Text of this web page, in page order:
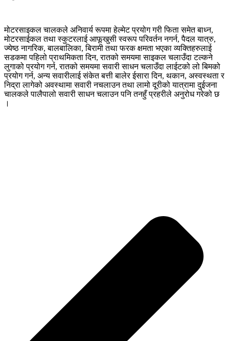
मोटरसाइकल चालकले अनिवार्य रूपमा हेल्मेट प्रयोग गरी फिता समेत बाध्न,
मोटरसाईकल तथा स्कुटरलाई आफूखुसी स्वरूप परिवर्तन नगर्न, पैदल यात्रु,
ज्येष्ठ नागरिक, बालबालिका, बिरामी तथा फरक क्षमता भएका व्यक्तिहरुलाई
सडकमा पहिलो प्राथमिकता दिन, रातको समयमा साइकल चलाउँदा टल्कने
लुगाको प्रयोग गर्न, रातको समयमा सवारी साधन चलाउँदा लाईटको लो बिमको
प्रयोग गर्न, अन्य सवारीलाई संकेत बत्ती बालेर ईसारा दिन, थकान, अस्वस्थता र
निद्रा लागेको अवस्थामा सवारी नचलाउन तथा लामो दूरीको यात्रामा दुईजना
चालकले पालैपालो सवारी साधन चलाउन पनि तनहुँ प्रहरीले अनुरोध गरेको छ
।